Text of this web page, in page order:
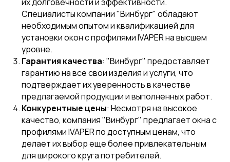
Специалисты компании "Винбург" обладают
необходимым опытом и квалификацией для
установки окон с профилями IVAPER на высшем
уровне.
Гарантия качества: "Винбург" предоставляет
гарантию на все свои изделия и услуги, что
подтверждает их уверенность в качестве
предлагаемой продукции и выполненных работ.
Конкурентные цены: Несмотря на высокое
качество, компания "Винбург" предлагает окна с
профилями IVAPER по доступным ценам, что
делает их выбор еще более привлекательным
для широкого круга потребителей.